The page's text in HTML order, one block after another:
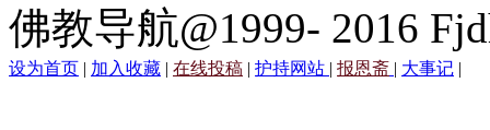
佛教导航@1999- 2016
设为首页 | 加入收藏 | 在线投稿 | 护持网站 | 报恩斋 | 大事记 |